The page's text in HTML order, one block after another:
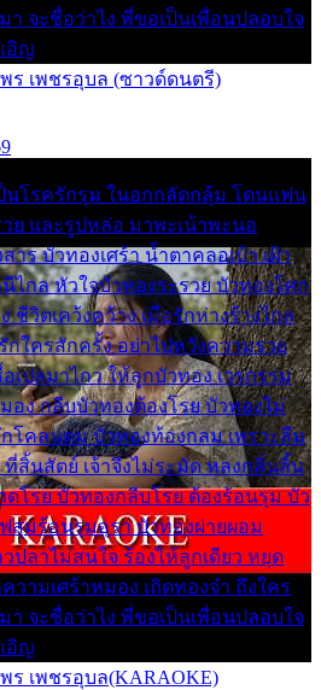
มา จะชื่อว่าไง พี่ขอเป็นเพื่อนปลอบใจ
อิญ
ร เพชรอุบล (ซาวด์ดนตรี)
นโรครักรุม ในอกกลัดกลุ้ม โดนแฟน
ย และรูปหล่อ มาพะเน้าพะนอ
าร บัวทองเศร้า น้ำตาคลอเบ้า เฝ้า
กล หัวใจบัวทองระรวย บัวทองโศก
ชีวิตเคว้งคว้าง เมื่อรักห่างร้างไกล
ใครสักครั้ง อย่าไปหวังความรวย
เปลมาไกว ให้ลูกบัวทอง เวรกรรม
อง กลีบบัวทองต้องโรย บัวทองไม่
โคลนตม บัวทองท้องกลม เพราะลืม
สิ้นสัตย์ เจ้าจึงไม่ระมัด หลงกลิ่นลิ้น
ดโรย บัวทองกลีบโรย ต้องร้อนรุม บัว
สุมร้อนรุมอุรา บัวทองผ่ายผอม
ปลาไม่สนใจ ร้องไห้ลูกเดียว หยุด
วามเศร้าหมอง เถิดทองจ๋า ถึงใคร
มา จะชื่อว่าไง พี่ขอเป็นเพื่อนปลอบใจ
อิญ
ร เพชรอุบล(KARAOKE)